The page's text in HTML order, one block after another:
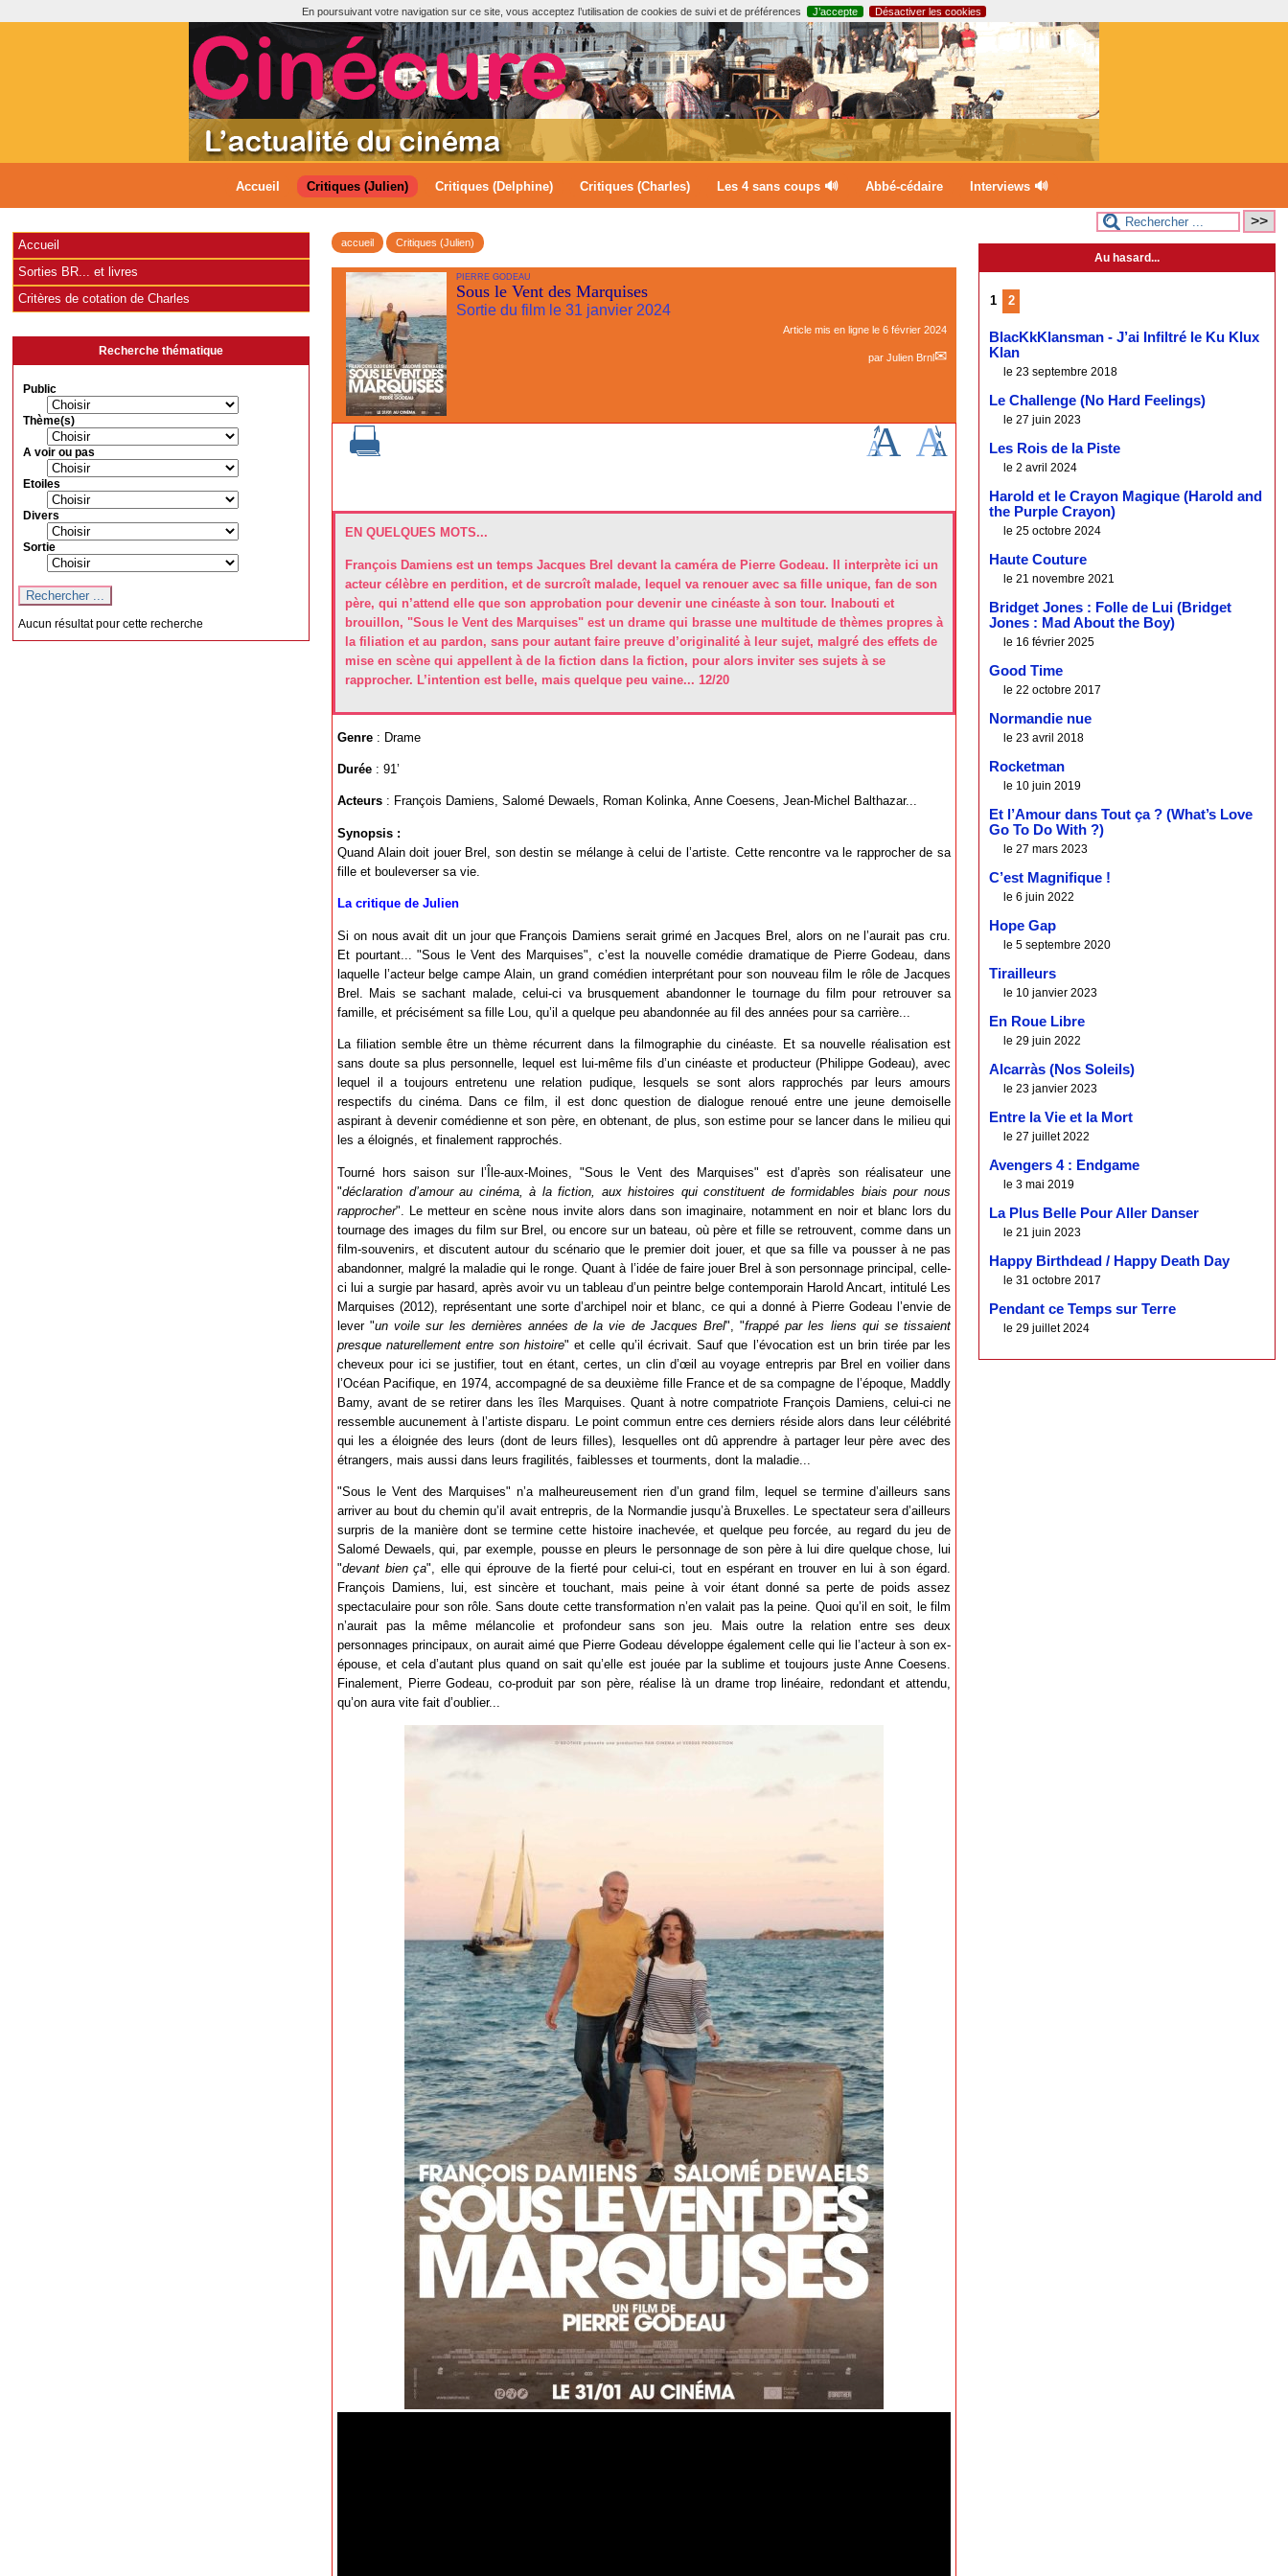
En poursuivant votre navigation sur ce site, vous acceptez l’utilisation de cookies de suivi et de préférences J’accepte Désactiver les cookies
Accueil Critiques (Julien) Critiques (Delphine) Critiques (Charles) Les 4 sans coups 🔊 Abbé-cédaire Interviews 🔊
accueil Critiques (Julien)
PIERRE GODEAU
Sous le Vent des Marquises
Sortie du film le 31 janvier 2024
Article mis en ligne le 6 février 2024
par Julien Brnl
EN QUELQUES MOTS...
François Damiens est un temps Jacques Brel devant la caméra de Pierre Godeau. Il interprète ici un
acteur célèbre en perdition, et de surcroît malade, lequel va renouer avec sa fille unique, fan de son
père, qui n’attend elle que son approbation pour devenir une cinéaste à son tour. Inabouti et
brouillon, "Sous le Vent des Marquises" est un drame qui brasse une multitude de thèmes propres à
la filiation et au pardon, sans pour autant faire preuve d’originalité à leur sujet, malgré des effets de
mise en scène qui appellent à de la fiction dans la fiction, pour alors inviter ses sujets à se
rapprocher. L’intention est belle, mais quelque peu vaine... 12/20
Genre : Drame
Durée : 91’
Acteurs : François Damiens, Salomé Dewaels, Roman Kolinka, Anne Coesens, Jean-Michel Balthazar...
Synopsis :
Quand Alain doit jouer Brel, son destin se mélange à celui de l’artiste. Cette rencontre va le rapprocher de sa
fille et bouleverser sa vie.
La critique de Julien
Si on nous avait dit un jour que François Damiens serait grimé en Jacques Brel, alors on ne l’aurait pas cru.
Et pourtant... "Sous le Vent des Marquises", c’est la nouvelle comédie dramatique de Pierre Godeau, dans
laquelle l’acteur belge campe Alain, un grand comédien interprétant pour son nouveau film le rôle de Jacques
Brel. Mais se sachant malade, celui-ci va brusquement abandonner le tournage du film pour retrouver sa
famille, et précisément sa fille Lou, qu’il a quelque peu abandonnée au fil des années pour sa carrière...
La filiation semble être un thème récurrent dans la filmographie du cinéaste. Et sa nouvelle réalisation est
sans doute sa plus personnelle, lequel est lui-même fils d’un cinéaste et producteur (Philippe Godeau), avec
lequel il a toujours entretenu une relation pudique, lesquels se sont alors rapprochés par leurs amours
respectifs du cinéma. Dans ce film, il est donc question de dialogue renoué entre une jeune demoiselle
aspirant à devenir comédienne et son père, en obtenant, de plus, son estime pour se lancer dans le milieu qui
les a éloignés, et finalement rapprochés.
Tourné hors saison sur l’Île-aux-Moines, "Sous le Vent des Marquises" est d’après son réalisateur une
"déclaration d’amour au cinéma, à la fiction, aux histoires qui constituent de formidables biais pour nous
rapprocher". Le metteur en scène nous invite alors dans son imaginaire, notamment en noir et blanc lors du
tournage des images du film sur Brel, ou encore sur un bateau, où père et fille se retrouvent, comme dans un
film-souvenirs, et discutent autour du scénario que le premier doit jouer, et que sa fille va pousser à ne pas
abandonner, malgré la maladie qui le ronge. Quant à l’idée de faire jouer Brel à son personnage principal, celle-
ci lui a surgie par hasard, après avoir vu un tableau d’un peintre belge contemporain Harold Ancart, intitulé Les
Marquises (2012), représentant une sorte d’archipel noir et blanc, ce qui a donné à Pierre Godeau l’envie de
lever "un voile sur les dernières années de la vie de Jacques Brel", "frappé par les liens qui se tissaient
presque naturellement entre son histoire" et celle qu’il écrivait. Sauf que l’évocation est un brin tirée par les
cheveux pour ici se justifier, tout en étant, certes, un clin d’œil au voyage entrepris par Brel en voilier dans
l’Océan Pacifique, en 1974, accompagné de sa deuxième fille France et de sa compagne de l’époque, Maddly
Bamy, avant de se retirer dans les îles Marquises. Quant à notre compatriote François Damiens, celui-ci ne
ressemble aucunement à l’artiste disparu. Le point commun entre ces derniers réside alors dans leur célébrité
qui les a éloignée des leurs (dont de leurs filles), lesquelles ont dû apprendre à partager leur père avec des
étrangers, mais aussi dans leurs fragilités, faiblesses et tourments, dont la maladie...
"Sous le Vent des Marquises" n’a malheureusement rien d’un grand film, lequel se termine d’ailleurs sans
arriver au bout du chemin qu’il avait entrepris, de la Normandie jusqu’à Bruxelles. Le spectateur sera d’ailleurs
surpris de la manière dont se termine cette histoire inachevée, et quelque peu forcée, au regard du jeu de
Salomé Dewaels, qui, par exemple, pousse en pleurs le personnage de son père à lui dire quelque chose, lui
"devant bien ça", elle qui éprouve de la fierté pour celui-ci, tout en espérant en trouver en lui à son égard.
François Damiens, lui, est sincère et touchant, mais peine à voir étant donné sa perte de poids assez
spectaculaire pour son rôle. Sans doute cette transformation n’en valait pas la peine. Quoi qu’il en soit, le film
n’aurait pas la même mélancolie et profondeur sans son jeu. Mais outre la relation entre ses deux
personnages principaux, on aurait aimé que Pierre Godeau développe également celle qui lie l’acteur à son ex-
épouse, et cela d’autant plus quand on sait qu’elle est jouée par la sublime et toujours juste Anne Coesens.
Finalement, Pierre Godeau, co-produit par son père, réalise là un drame trop linéaire, redondant et attendu,
qu’on aura vite fait d’oublier...
Accueil
Sorties BR... et livres
Critères de cotation de Charles
Recherche thématique
Public
Thème(s)
A voir ou pas
Etoiles
Divers
Sortie
Aucun résultat pour cette recherche
Au hasard...
1 2
BlacKkKlansman - J’ai Infiltré le Ku Klux
Klan
le 23 septembre 2018
Le Challenge (No Hard Feelings)
le 27 juin 2023
Les Rois de la Piste
le 2 avril 2024
Harold et le Crayon Magique (Harold and
the Purple Crayon)
le 25 octobre 2024
Haute Couture
le 21 novembre 2021
Bridget Jones : Folle de Lui (Bridget
Jones : Mad About the Boy)
le 16 février 2025
Good Time
le 22 octobre 2017
Normandie nue
le 23 avril 2018
Rocketman
le 10 juin 2019
Et l’Amour dans Tout ça ? (What’s Love
Go To Do With ?)
le 27 mars 2023
C’est Magnifique !
le 6 juin 2022
Hope Gap
le 5 septembre 2020
Tirailleurs
le 10 janvier 2023
En Roue Libre
le 29 juin 2022
Alcarràs (Nos Soleils)
le 23 janvier 2023
Entre la Vie et la Mort
le 27 juillet 2022
Avengers 4 : Endgame
le 3 mai 2019
La Plus Belle Pour Aller Danser
le 21 juin 2023
Happy Birthdead / Happy Death Day
le 31 octobre 2017
Pendant ce Temps sur Terre
le 29 juillet 2024